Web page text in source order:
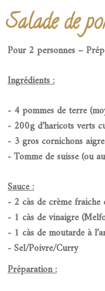
Salade de
Pour 2 personnes –
Ingrédients :
- 4 pommes de terre
- 200g d’haricots verts
- 3 gros cornichons
- Tomme de suisse (ou
Sauce :
- 2 càs de crème
- 1 càs de vinaigre
- 1 càs de moutarde à
- Sel/Poivre/Curry
Préparation :